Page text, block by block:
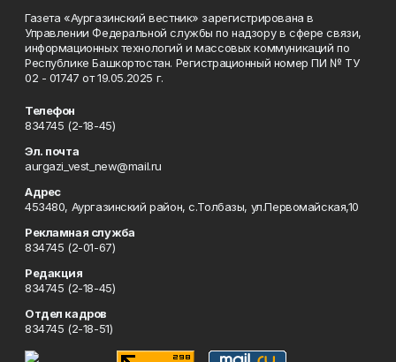
Газета «Аургазинский вестник» зарегистрирована в
Управлении Федеральной службы по надзору в сфере связи,
информационных технологий и массовых коммуникаций по
Республике Башкортостан. Регистрационный номер ПИ № ТУ
02 - 01747 от 19.05.2025 г.
Телефон
834745 (2-18-45)
Эл. почта
aurgazi_vest_new@mail.ru
Адрес
453480, Аургазинский район, с.Толбазы, ул.Первомайская,10
Рекламная служба
834745 (2-01-67)
Редакция
834745 (2-18-45)
Отдел кадров
834745 (2-18-51)